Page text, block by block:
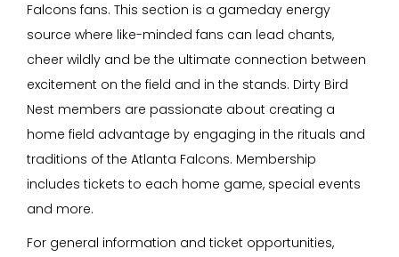
Falcons fans. This section is a gameday energy
source where like-minded fans can lead chants,
cheer wildly and be the ultimate connection between
excitement on the field and in the stands. Dirty Bird
Nest members are passionate about creating a
home field advantage by engaging in the rituals and
traditions of the Atlanta Falcons. Membership
includes tickets to each home game, special events
and more.
For general information and ticket opportunities,